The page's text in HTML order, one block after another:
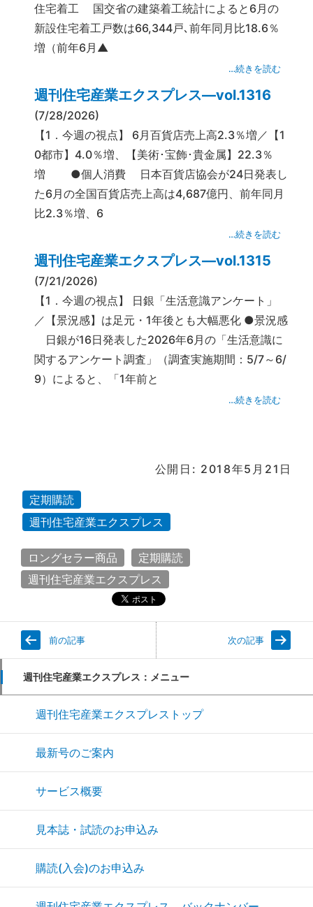
住宅着工 国交省の建築着工統計によると6月の
新設住宅着工戸数は66,344戸､前年同月比18.6％
増（前年6月▲
…続きを読む
週刊住宅産業エクスプレス―vol.1316
(7/28/2026)
【1．今週の視点】 6月百貨店売上高2.3％増／【1
0都市】4.0％増、【美術･宝飾･貴金属】22.3％
増 ●個人消費 日本百貨店協会が24日発表し
た6月の全国百貨店売上高は4,687億円、前年同月
比2.3％増、6
…続きを読む
週刊住宅産業エクスプレス―vol.1315
(7/21/2026)
【1．今週の視点】 日銀「生活意識アンケート」
／【景況感】は足元・1年後とも大幅悪化 ●景況感
日銀が16日発表した2026年6月の「生活意識に
関するアンケート調査」（調査実施期間：5/7～6/
9）によると、「1年前と
…続きを読む
公開日: 2018年5月21日
定期購読
週刊住宅産業エクスプレス
ロングセラー商品
定期購読
週刊住宅産業エクスプレス
前の記事 次の記事
週刊住宅産業エクスプレス：メニュー
週刊住宅産業エクスプレストップ
最新号のご案内
サービス概要
見本誌・試読のお申込み
購読(入会)のお申込み